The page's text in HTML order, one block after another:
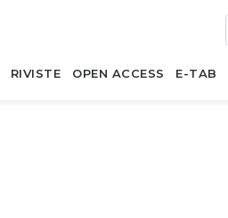
RIVISTE OPEN ACCESS E-TAB